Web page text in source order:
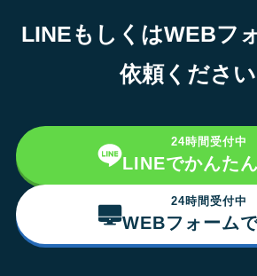
LINEもしくはWEBフ
依頼ください
24時間受付中
LINEでかんた
24時間受付中
WEBフォーム